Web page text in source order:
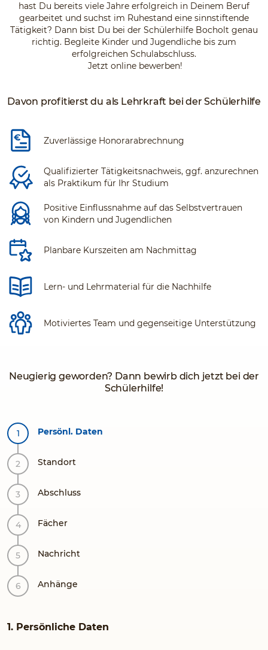
hast Du bereits viele Jahre erfolgreich in Deinem Beruf
gearbeitet und suchst im Ruhestand eine sinnstiftende
Tätigkeit? Dann bist Du bei der Schülerhilfe Bocholt genau
richtig. Begleite Kinder und Jugendliche bis zum
erfolgreichen Schulabschluss.
Jetzt online bewerben!
Davon profitierst du als Lehrkraft bei der Schülerhilfe
Zuverlässige Honorarabrechnung
Qualifizierter Tätigkeitsnachweis, ggf. anzurechnen
als Praktikum für Ihr Studium
Positive Einflussnahme auf das Selbstvertrauen
von Kindern und Jugendlichen
Planbare Kurszeiten am Nachmittag
Lern- und Lehrmaterial für die Nachhilfe
Motiviertes Team und gegenseitige Unterstützung
Neugierig geworden? Dann bewirb dich jetzt bei der
Schülerhilfe!
Persönl. Daten
Standort
Abschluss
Fächer
Nachricht
Anhänge
1. Persönliche Daten